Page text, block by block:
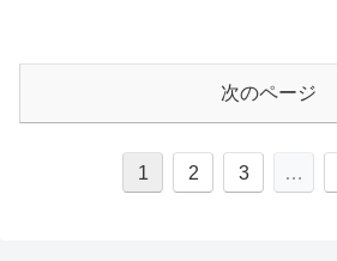
次のページ
1 2 3 …